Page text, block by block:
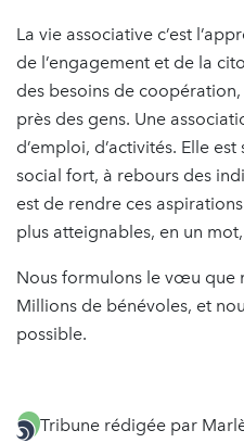
La vie associative c’est
de l’engagement et de la
des besoins de
près des gens. Une
d’emploi, d’activités. Elle
social fort, à rebours des
est de rendre ces
plus atteignables, en un
Nous formulons le vœu que
Millions de bénévoles, et
possible.
Tribune rédigée par